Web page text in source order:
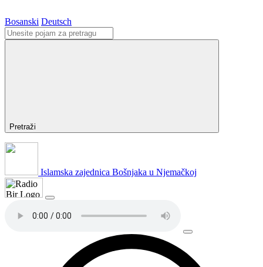
Bosanski Deutsch
Pretraži
Islamska zajednica Bošnjaka u Njemačkoj